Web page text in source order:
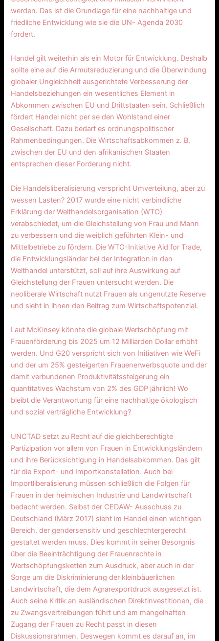
werden. Das ist die Grundlage für eine nachhaltige und
friedliche Entwicklung wie sie die UN- Agenda 2030
fordert.
Handel gilt weiterhin als ein Motor für Entwicklung. Deshalb
sollte eine auf die Armutsreduzierung und die Überwindung
globaler Ungleichheit ausgerichtete Verbesserung der
Handelsbeziehungen ein wesentliches Element in
Abkommen zwischen EU und Drittstaaten sein. Schließlich
fördert Handel nicht per se den Wohlstand einer
Gesellschaft. Dazu bedarf es ordnungspolitischer
Rahmenbedingungen. Die Wirtschaftsabkommen z. B.
zwischen der EU und den afrikanischen Staaten
entsprechen dieser Forderung nicht.
Die Handelsliberalisierung verspricht Umverteilung, aber zu
wessen Lasten? 2017 wurde eine nicht verbindliche
Erklärung der Welthandelsorganisation (WTO)
verabschiedet, um die Gleichstellung von Frau und Mann
zu verbessern und die weiblich geführten Klein- und
Mittelbetriebe zu fördern. Die WTO-Initiative Aid for Trade,
die Entwicklungsländer bei der Integration in den
Welthandel unterstützt, soll auf ihre Auswirkung auf
Gleichstellung der Frauen untersucht werden. Die
neoliberale Wirtschaft nutzt Frauen als ungenutzte Reserve
und sieht in ihnen den Beitrag zum Wirtschaftspotenzial.
Laut McKinsey könnte die globale Wertschöpfung mit
Frauenförderung bis 2025 um 12 Milliarden Dollar erhöht
werden. Und G20 verspricht sich von Initiativen wie WeFi
und der um 25% gesteigerten Frauenerwerbsquote und der
damit verbundenen Produktivitätssteigerung ein
quantitatives Wachstum von 2% des GDP jährlich! Wo
bleibt die Verantwortung für eine nachhaltige ökologisch
und sozial verträgliche Entwicklung?
UNCTAD setzt zu Recht auf die gleichberechtigte
Partizipation vor allem von Frauen in Entwicklungsländern
und ihre Berücksichtigung in Handelsabkommen. Das gilt
für die Export- und Importkonstellation. Auch bei
Importliberalisierung müssen schließlich die Folgen für
Frauen in der heimischen Industrie und Landwirtschaft
bedacht werden. Selbst der CEDAW- Ausschuss zu
Deutschland (März 2017) sieht im Handel einen wichtigen
Bereich, der gendersensitiv und geschlechtergerecht
gestaltet werden muss. Dies kommt in seiner Besorgnis
über die Beeinträchtigung der Frauenrechte in
Wertschöpfungsketten zum Ausdruck, aber auch in der
Sorge um die Diskriminierung der kleinbäuerlichen
Landwirtschaft, die dem Agrarexportdruck ausgesetzt ist.
Auch seine Kritik an ausländischen Direktinvestitionen, die
zu Zwangsvertreibungen führt und am mangelhaften
Zugang der Frauen zu Recht passt in diesen
Diskussionsrahmen. Deswegen kommt es darauf an, im